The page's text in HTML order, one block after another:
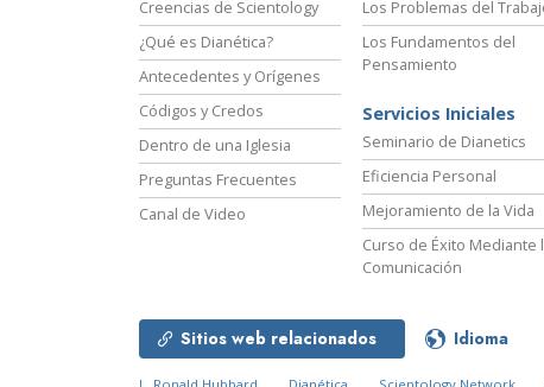
Creencias de Scientology
¿Qué es Dianética?
Antecedentes y Orígenes
Códigos y Credos
Dentro de una Iglesia
Preguntas Frecuentes
Canal de Video
Los Problemas del
Los Fundamentos del
Pensamiento
Servicios Iniciales
Seminario de Dianetics
Eficiencia Personal
Mejoramiento de la Vida
Curso de Éxito Mediante
Comunicación
Sitios web relacionados Idioma